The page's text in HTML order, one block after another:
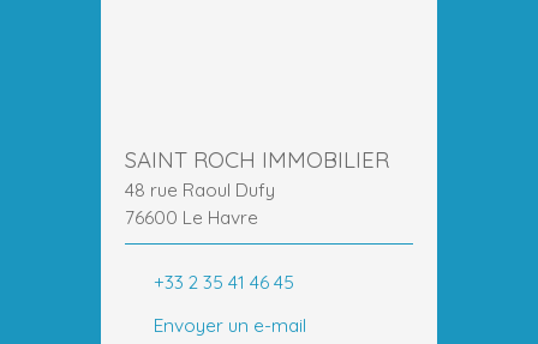
SAINT ROCH IMMOBILIER
48 rue Raoul Dufy
76600 Le Havre
+33 2 35 41 46 45
Envoyer un e-mail